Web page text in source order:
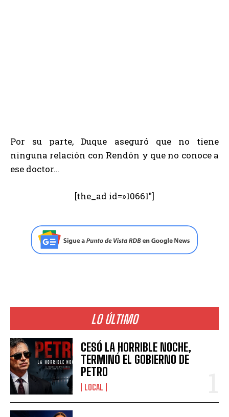
Por su parte, Duque aseguró que no tiene
ninguna relación con Rendón y que no conoce a
ese doctor…
[the_ad id=»10661″]
LO ÚLTIMO
CESÓ LA HORRIBLE NOCHE,
TERMINÓ EL GOBIERNO DE
PETRO
LOCAL